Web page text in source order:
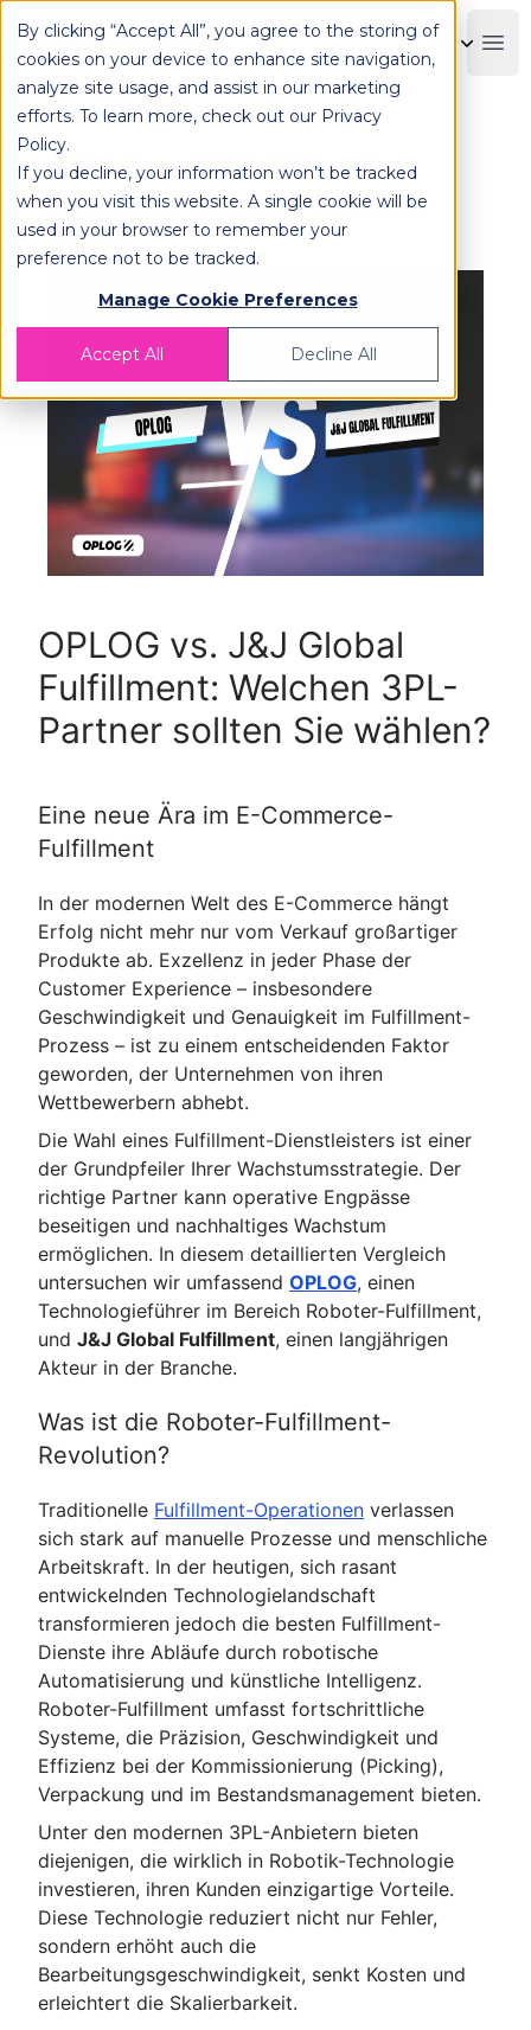
By clicking “Accept All”, you agree to the storing of
cookies on your device to enhance site navigation,
analyze site usage, and assist in our marketing
efforts. To learn more, check out our Privacy
Policy.
If you decline, your information won’t be tracked
when you visit this website. A single cookie will be
used in your browser to remember your
preference not to be tracked.
Manage Cookie Preferences
Accept All Decline All
OPLOG
OPLOG vs. J&J Fulfillment:
Welcher 3PL-Partner passt zu
Ihnen?
OPLOG vs. J&J Global
Fulfillment: Welchen 3PL-
Partner sollten Sie wählen?
Eine neue Ära im E-Commerce-
Fulfillment
In der modernen Welt des E-Commerce hängt
Erfolg nicht mehr nur vom Verkauf großartiger
Produkte ab. Exzellenz in jeder Phase der
Customer Experience – insbesondere
Geschwindigkeit und Genauigkeit im Fulfillment-
Prozess – ist zu einem entscheidenden Faktor
geworden, der Unternehmen von ihren
Wettbewerbern abhebt.
Die Wahl eines Fulfillment-Dienstleisters ist einer
der Grundpfeiler Ihrer Wachstumsstrategie. Der
richtige Partner kann operative Engpässe
beseitigen und nachhaltiges Wachstum
ermöglichen. In diesem detaillierten Vergleich
untersuchen wir umfassend OPLOG, einen
Technologieführer im Bereich Roboter-Fulfillment,
und J&J Global Fulfillment, einen langjährigen
Akteur in der Branche.
Was ist die Roboter-Fulfillment-
Revolution?
Traditionelle Fulfillment-Operationen verlassen
sich stark auf manuelle Prozesse und menschliche
Arbeitskraft. In der heutigen, sich rasant
entwickelnden Technologielandschaft
transformieren jedoch die besten Fulfillment-
Dienste ihre Abläufe durch robotische
Automatisierung und künstliche Intelligenz.
Roboter-Fulfillment umfasst fortschrittliche
Systeme, die Präzision, Geschwindigkeit und
Effizienz bei der Kommissionierung (Picking),
Verpackung und im Bestandsmanagement bieten.
Unter den modernen 3PL-Anbietern bieten
diejenigen, die wirklich in Robotik-Technologie
investieren, ihren Kunden einzigartige Vorteile.
Diese Technologie reduziert nicht nur Fehler,
sondern erhöht auch die
Bearbeitungsgeschwindigkeit, senkt Kosten und
erleichtert die Skalierbarkeit.